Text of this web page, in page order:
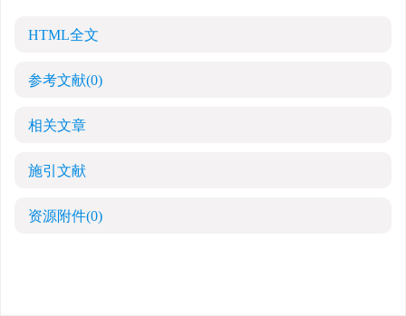
HTML全文
参考文献(0)
相关文章
施引文献
资源附件(0)